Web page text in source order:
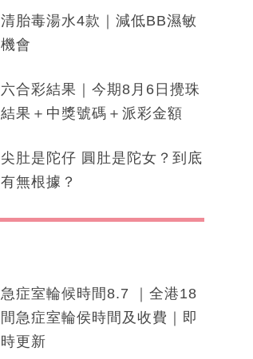
清胎毒湯水4款｜減低BB濕敏
機會
六合彩結果｜今期8月6日攪珠
結果＋中獎號碼＋派彩金額
尖肚是陀仔 圓肚是陀女？到底
有無根據？
急症室輪候時間8.7 ｜全港18
間急症室輪侯時間及收費｜即
時更新